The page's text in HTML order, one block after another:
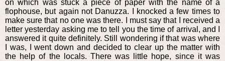
on which was stuck a piece of paper with the name of a
flophouse, but again not Danuzza. I knocked a few times to
make sure that no one was there. I must say that I received a
letter yesterday asking me to tell you the time of arrival, and I
answered it quite definitely. Still wondering if that was where
I was, I went down and decided to clear up the matter with
the help of the locals. There was little hope, since it was